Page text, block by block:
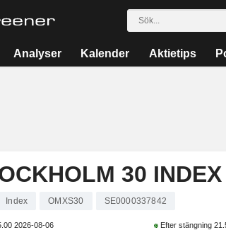
Analyser Kalender Aktietips
30 INDEX
Index OMXS30 SE0000337842
2026-08-06 Efter stängning